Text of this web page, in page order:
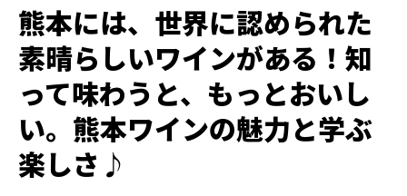
熊本には、世界に認められた
素晴らしいワインがある！知
って味わうと、もっとおいし
い。熊本ワインの魅力と学ぶ
楽しさ♪